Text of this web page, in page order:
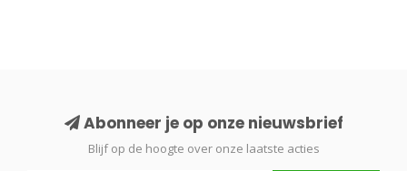
Abonneer je op onze nieuwsbrief
Blijf op de hoogte over onze laatste acties